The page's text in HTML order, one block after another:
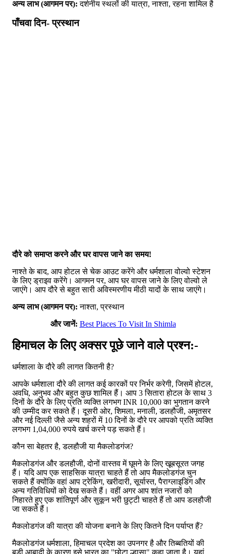
अन्य लाभ (आगमन पर): दर्शनीय स्थलों की यात्रा, नाश्ता, रहना शामिल है
पाँचवा दिन- प्रस्थान
दौरे को समाप्त करने और घर वापस जाने का समय!
नाश्ते के बाद, आप होटल से चेक आउट करेंगे और धर्मशाला वोल्वो स्टेशन
के लिए ड्राइव करेंगे। आगमन पर, आप घर वापस जाने के लिए वोल्वो ले
जाएंगे। आप दौरे से बहुत सारी अविस्मरणीय मीठी यादों के साथ जाएंगे।
अन्य लाभ (आगमन पर): नाश्ता, प्रस्थान
और जानें: Best Places To Visit In Shimla
हिमाचल के लिए अक्सर पूछे जाने वाले प्रश्न:-
धर्मशाला के दौरे की लागत कितनी है?
आपके धर्मशाला दौरे की लागत कई कारकों पर निर्भर करेगी, जिसमें होटल,
अवधि, अनुभव और बहुत कुछ शामिल हैं। आप 3 सितारा होटल के साथ 3
दिनों के दौरे के लिए प्रति व्यक्ति लगभग INR 10,000 का भुगतान करने
की उम्मीद कर सकते हैं। दूसरी ओर, शिमला, मनाली, डलहौजी, अमृतसर
और नई दिल्ली जैसे अन्य शहरों में 10 दिनों के दौरे पर आपको प्रति व्यक्ति
लगभग 1,04,000 रुपये खर्च करने पड़ सकते हैं।
कौन सा बेहतर है, डलहौजी या मैकलोडगंज?
मैकलोडगंज और डलहौजी, दोनों वास्तव में घूमने के लिए खूबसूरत जगह
हैं। यदि आप एक साहसिक यात्रा चाहते हैं तो आप मैकलोडगंज चुन
सकते हैं क्योंकि वहां आप ट्रेकिंग, खरीदारी, सूर्यास्त, पैराग्लाइडिंग और
अन्य गतिविधियों को देख सकते हैं। वहीं अगर आप शांत नजारों को
निहारते हुए एक शांतिपूर्ण और सुकून भरी छुट्टी चाहते हैं तो आप डलहौजी
जा सकते हैं।
मैकलोडगंज की यात्रा की योजना बनाने के लिए कितने दिन पर्याप्त हैं?
मैकलोडगंज धर्मशाला, हिमाचल प्रदेश का उपनगर है और तिब्बतियों की
बड़ी आबादी के कारण इसे भारत का "छोटा ल्हासा" कहा जाता है। यहां